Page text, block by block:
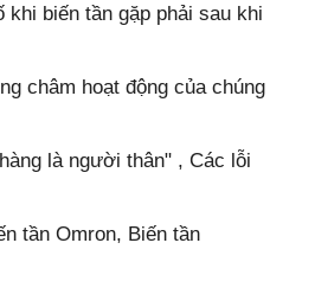
biến tần gặp phải sau khi
châm hoạt động của chúng
là người thân" , Các lỗi
tần Omron, Biến tần